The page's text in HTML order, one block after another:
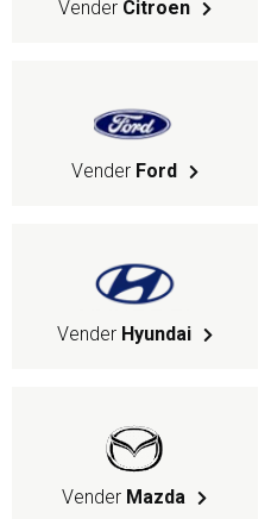
Vender Citroen
Vender Ford
Vender Hyundai
Vender Mazda